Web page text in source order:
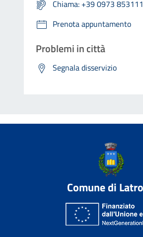
Chiama: +39 0973 853111
Prenota appuntamento
Problemi in città
Segnala disservizio
Comune di